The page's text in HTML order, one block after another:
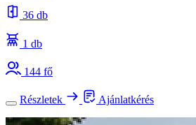
36 db
1 db
144 fő
Részletek Ajánlatkérés